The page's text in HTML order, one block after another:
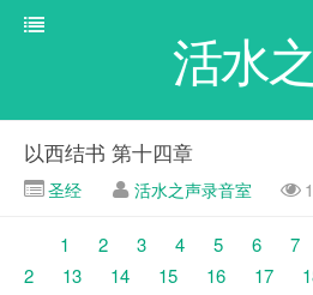
活水
以西结书 第十四章
圣经 活水之声录音室
1 2 3 4 5 6 7
2
13 14 15 16 17